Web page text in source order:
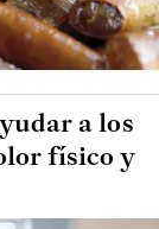
a los
físico y